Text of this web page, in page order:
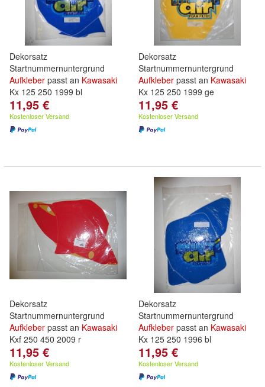
Dekorsatz
Startnummernuntergrund
Aufkleber passt an Kawasaki
Kx 125 250 1999 bl
11,95 €
Kostenloser Versand
Dekorsatz
Startnummernuntergrund
Aufkleber passt an Kawasaki
Kx 125 250 1999 ge
11,95 €
Kostenloser Versand
Dekorsatz
Startnummernuntergrund
Aufkleber passt an Kawasaki
Kxf 250 450 2009 r
11,95 €
Kostenloser Versand
Dekorsatz
Startnummernuntergrund
Aufkleber passt an Kawasaki
Kx 125 250 1996 bl
11,95 €
Kostenloser Versand